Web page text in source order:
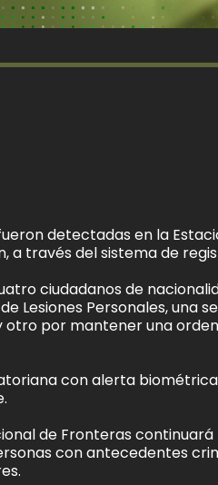
detectadas en la
a través del sistema de
ciudadanos de
Lesiones Personales, una
por mantener una
con alerta
de Fronteras
con antecedentes